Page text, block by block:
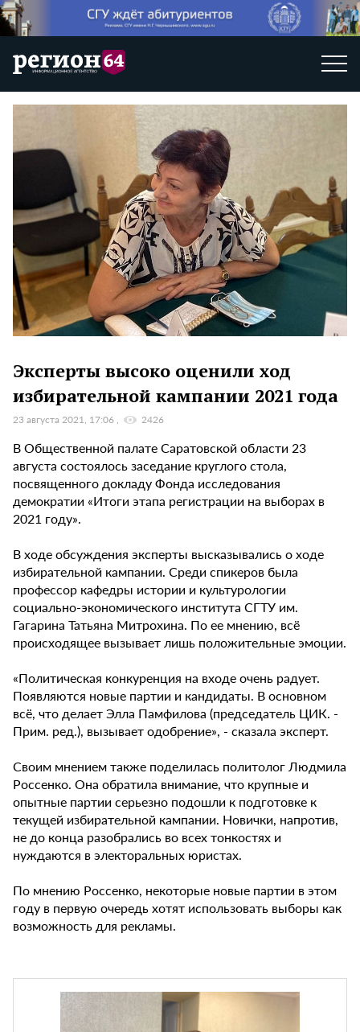
Эксперты высоко оценили ход
избирательной кампании 2021 года
23 августа 2021, 17:06 2426
В Общественной палате Саратовской области 23
августа состоялось заседание круглого стола,
посвященного докладу Фонда исследования
демократии «Итоги этапа регистрации на выборах в
2021 году».
В ходе обсуждения эксперты высказывались о ходе
избирательной кампании. Среди спикеров была
профессор кафедры истории и культурологии
социально-экономического института СГТУ им.
Гагарина Татьяна Митрохина. По ее мнению, всё
происходящее вызывает лишь положительные эмоции.
«Политическая конкуренция на входе очень радует.
Появляются новые партии и кандидаты. В основном
всё, что делает Элла Памфилова (председатель ЦИК. -
Прим. ред.), вызывает одобрение», - сказала эксперт.
Своим мнением также поделилась политолог Людмила
Россенко. Она обратила внимание, что крупные и
опытные партии серьезно подошли к подготовке к
текущей избирательной кампании. Новички, напротив,
не до конца разобрались во всех тонкостях и
нуждаются в электоральных юристах.
По мнению Россенко, некоторые новые партии в этом
году в первую очередь хотят использовать выборы как
возможность для рекламы.